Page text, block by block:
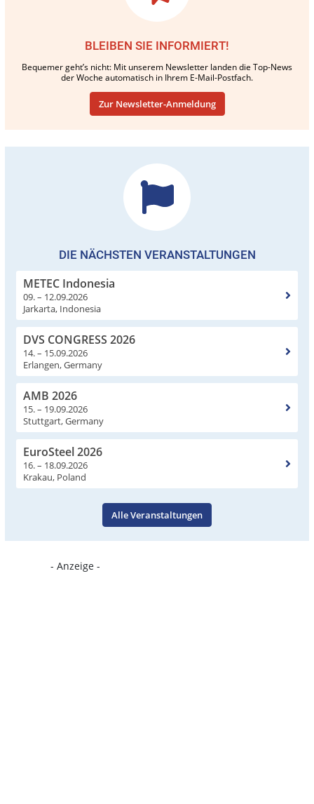
BLEIBEN SIE INFORMIERT!
Bequemer geht’s nicht: Mit unserem Newsletter landen die Top-News
der Woche automatisch in Ihrem E-Mail-Postfach.
Zur Newsletter-Anmeldung
DIE NÄCHSTEN VERANSTALTUNGEN
METEC Indonesia
09. – 12.09.2026
Jarkarta, Indonesia
DVS CONGRESS 2026
14. – 15.09.2026
Erlangen, Germany
AMB 2026
15. – 19.09.2026
Stuttgart, Germany
EuroSteel 2026
16. – 18.09.2026
Krakau, Poland
Alle Veranstaltungen
- Anzeige -